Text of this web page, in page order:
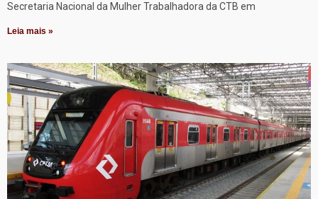
Secretaria Nacional da Mulher Trabalhadora da CTB em
Leia mais »